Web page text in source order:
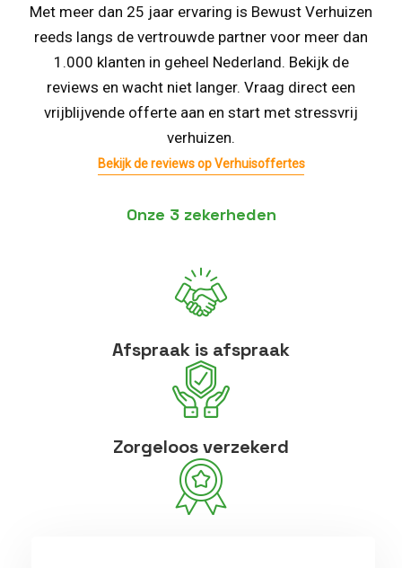
Met meer dan 25 jaar ervaring is Bewust Verhuizen
reeds langs de vertrouwde partner voor meer dan
1.000 klanten in geheel Nederland. Bekijk de
reviews en wacht niet langer. Vraag direct een
vrijblijvende offerte aan en start met stressvrij
verhuizen.
Bekijk de reviews op Verhuisoffertes
Onze 3 zekerheden
Afspraak is afspraak
Zorgeloos verzekerd